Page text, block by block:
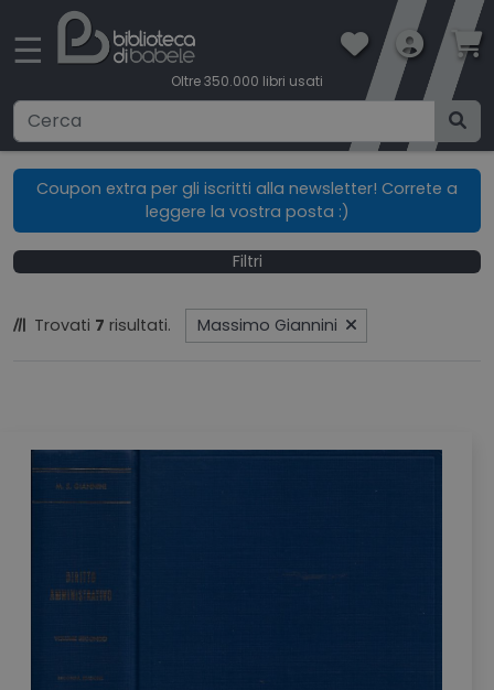
☰
Oltre 350.000 libri usati
Ricerca avanzata
BLOG
CHI SIAMO
Coupon extra per gli iscritti alla newsletter! Correte a
leggere la vostra posta :)
Filtri
Trovati 7 risultati. Massimo Giannini